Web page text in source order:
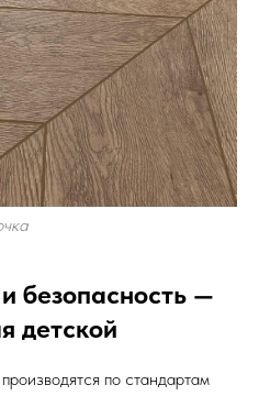
безопасность —
детской
по стандартам